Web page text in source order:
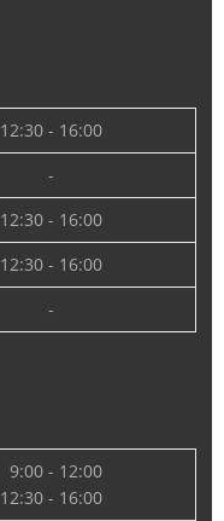
12:30 - 16:00
-
12:30 - 16:00
12:30 - 16:00
-
9:00 - 12:00
12:30 - 16:00